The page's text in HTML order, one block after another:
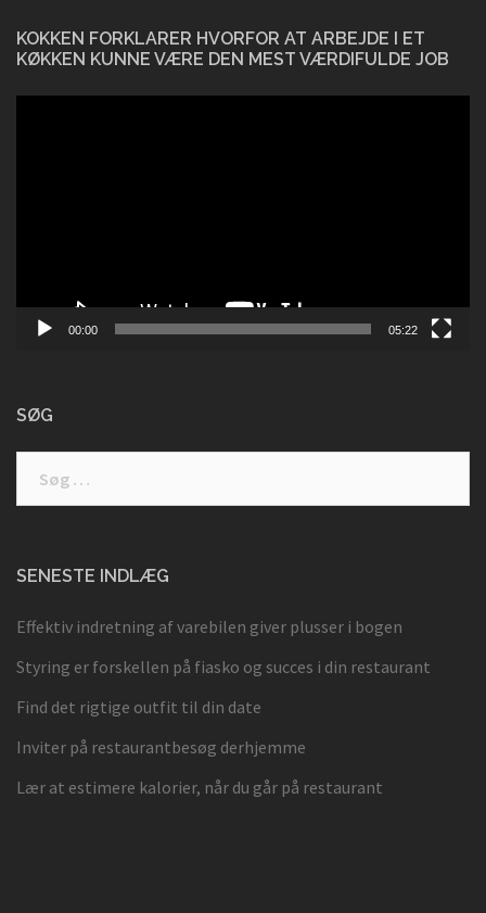
KOKKEN FORKLARER HVORFOR AT ARBEJDE I ET
KØKKEN KUNNE VÆRE DEN MEST VÆRDIFULDE JOB
00:00 05:22
SØG
SENESTE INDLÆG
Effektiv indretning af varebilen giver plusser i bogen
Styring er forskellen på fiasko og succes i din restaurant
Find det rigtige outfit til din date
Inviter på restaurantbesøg derhjemme
Lær at estimere kalorier, når du går på restaurant